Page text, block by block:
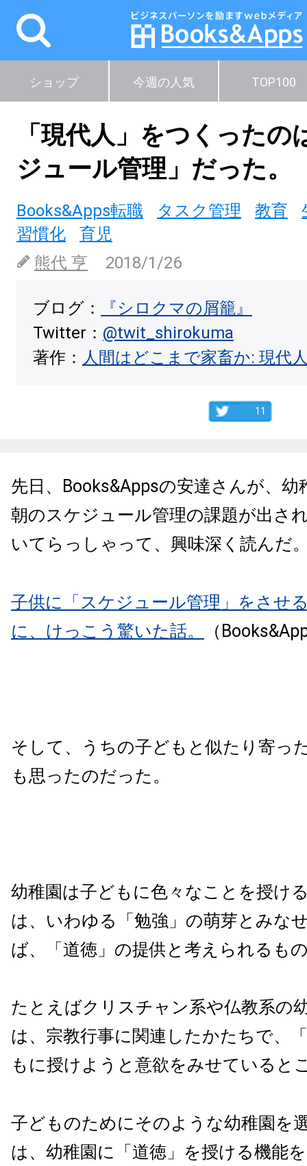
ショップ 今週の人気 TOP100
「現代人」をつくったの
ジュール管理」だった。
Books&Apps転職 タスク管理 教育
習慣化
育児
熊代 亨
2018/1/26
ブログ：
『シロクマの屑籠』
Twitter： @twit_shirokuma
著作： 人間はどこまで家畜か: 現代
11
先日、Books&Appsの安達さんが、幼
朝のスケジュール管理の課題が出さ
いてらっしゃって、興味深く読んだ
子供に「スケジュール管理」をさせ
に、けっこう驚いた話。
（
そして、うちの子どもと似たり寄っ
も思ったのだった。
幼稚園は子どもに色々なことを授け
は、いわゆる「勉強」の萌芽とみな
ば、「道徳」の提供と考えられるも
たとえばクリスチャン系や仏教系の
は、宗教行事に関連したかたちで、
もに授けようと意欲をみせていると
子どものためにそのような幼稚園を
は、幼稚園に「道徳」を授ける機能